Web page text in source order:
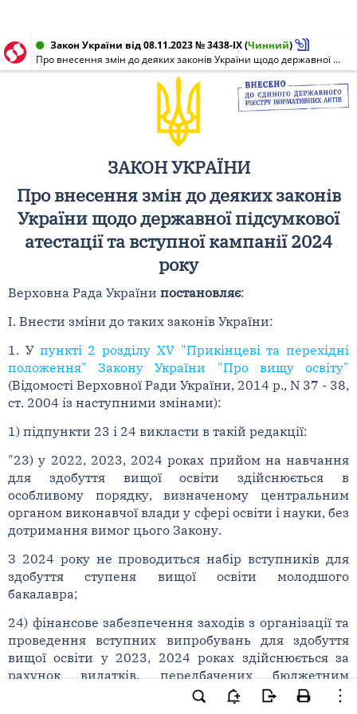
Закон України від 08.11.2023 № 3438-IX(Чинний)
Про внесення змін до деяких законів України щодо державної підсумкової атестації та вступної кампанії 2024 року